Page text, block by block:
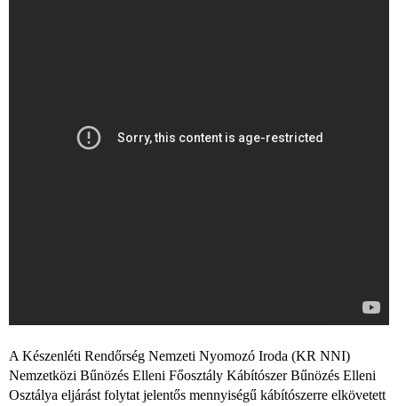
A Készenléti Rendőrség Nemzeti Nyomozó Iroda (KR NNI)
Nemzetközi Bűnözés Elleni Főosztály Kábítószer Bűnözés Elleni
Osztálya eljárást folytat jelentős mennyiségű kábítószerre elkövetett